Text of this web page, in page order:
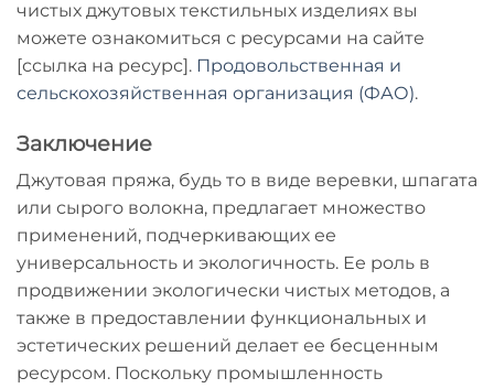
чистых джутовых текстильных изделиях вы
можете ознакомиться с ресурсами на сайте
[ссылка на ресурс]. Продовольственная и
сельскохозяйственная организация (ФАО).
Заключение
Джутовая пряжа, будь то в виде веревки, шпагата
или сырого волокна, предлагает множество
применений, подчеркивающих ее
универсальность и экологичность. Ее роль в
продвижении экологически чистых методов, а
также в предоставлении функциональных и
эстетических решений делает ее бесценным
ресурсом. Поскольку промышленность